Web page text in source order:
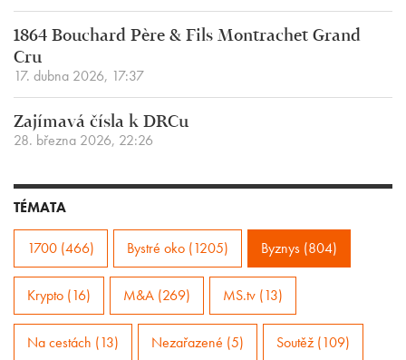
1864 Bouchard Père & Fils Montrachet Grand
Cru
17. dubna 2026, 17:37
Zajímavá čísla k DRCu
28. března 2026, 22:26
TÉMATA
1700 (466) Bystré oko (1205) Byznys (804)
Krypto (16) M&A (269) MS.tv (13)
Na cestách (13) Nezařazené (5) Soutěž (109)